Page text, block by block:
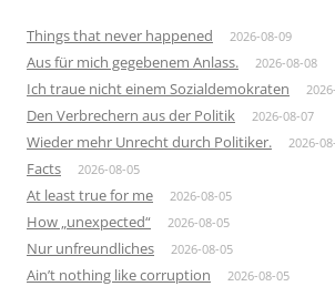
Things that never happened 2026-08-09
Aus für mich gegebenem Anlass. 2026-08-08
Ich traue nicht einem Sozialdemokraten
Den Verbrechern aus der Politik 2026-08-07
Wieder mehr Unrecht durch Politiker. 2026-
Facts 2026-08-05
At least true for me 2026-08-05
How „unexpected“ 2026-08-05
Nur unfreundliches 2026-08-05
Ain’t nothing like corruption 2026-08-05